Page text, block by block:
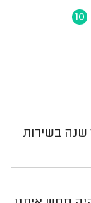
10
שנה בשירות